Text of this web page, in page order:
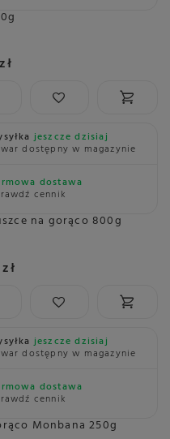
jeszcze dzisiaj
dostępny w magazynie
dostawa
cennik
na gorąco 800g
jeszcze dzisiaj
dostępny w magazynie
dostawa
cennik
Monbana 250g